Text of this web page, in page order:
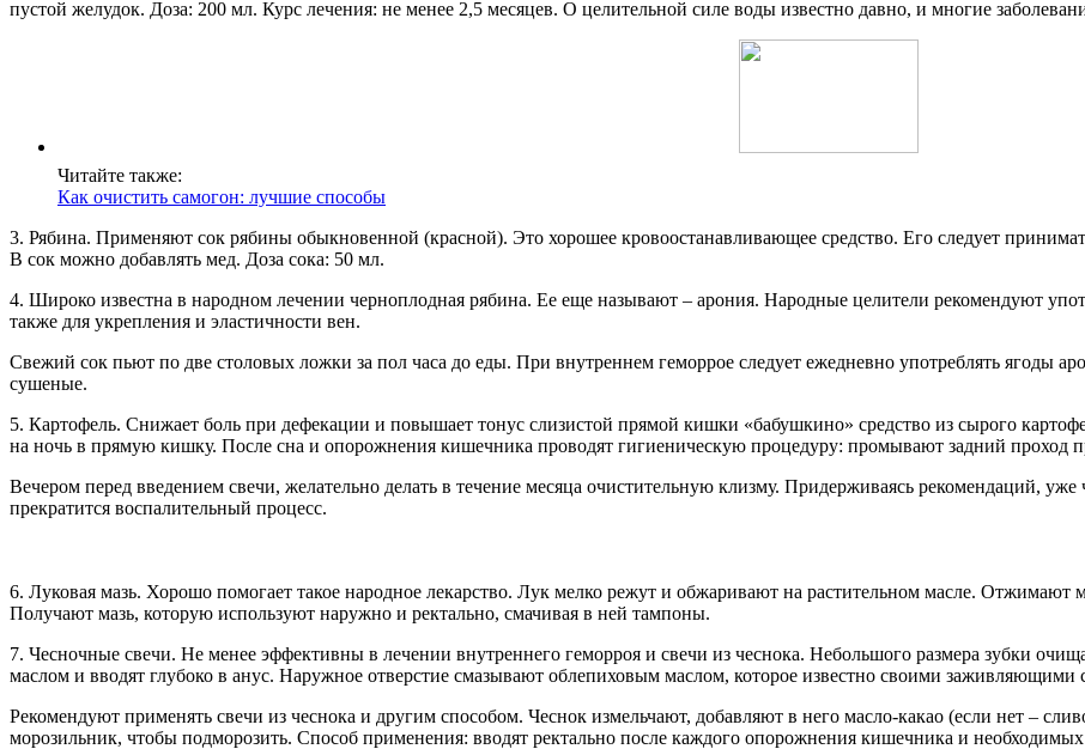
пустой желудок. Доза: 200 мл. Курс лечения: не менее 2,5 месяцев. О целительной силе воды известно давно, и многие
Читайте также:
Как очистить самогон: лучшие способы
3. Рябина. Применяют сок рябины обыкновенной (красной). Это хорошее кровоостанавливающее средство. Его следует
В сок можно добавлять мед. Доза сока: 50 мл.
4. Широко известна в народном лечении черноплодная рябина. Ее еще называют – арония. Народные целители рекомендуют
также для укрепления и эластичности вен.
Свежий сок пьют по две столовых ложки за пол часа до еды. При внутреннем геморрое следует ежедневно употреблять ягоды
сушеные.
5. Картофель. Снижает боль при дефекации и повышает тонус слизистой прямой кишки «бабушкино» средство из сырого
на ночь в прямую кишку. После сна и опорожнения кишечника проводят гигиеническую процедуру: промывают задний проход
Вечером перед введением свечи, желательно делать в течение месяца очистительную клизму. Придерживаясь рекомендаций,
прекратится воспалительный процесс.
6. Луковая мазь. Хорошо помогает такое народное лекарство. Лук мелко режут и обжаривают на растительном масле. Отжимают
Получают мазь, которую используют наружно и ректально, смачивая в ней тампоны.
7. Чесночные свечи. Не менее эффективны в лечении внутреннего геморроя и свечи из чеснока. Небольшого размера зубки
маслом и вводят глубоко в анус. Наружное отверстие смазывают облепиховым маслом, которое известно своими заживляющими
Рекомендуют применять свечи из чеснока и другим способом. Чеснок измельчают, добавляют в него масло-какао (если нет –
морозильник, чтобы подморозить. Способ применения: вводят ректально после каждого опорожнения кишечника и